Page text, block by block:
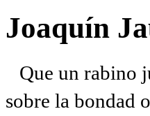
Joaquín
Que un rabino
sobre la bondad